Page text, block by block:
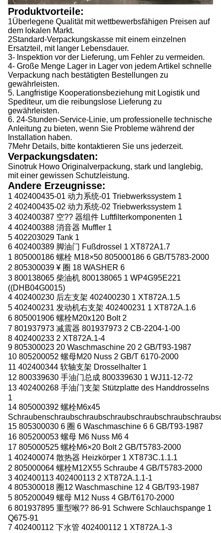
Produktvorteile:
1Überlegene Qualität mit wettbewerbsfähigen Preisen auf
dem lokalen Markt.
2Standard-Verpackungskasse mit einem einzelnen
Ersatzteil, mit langer Lebensdauer.
3- Inspektion vor der Lieferung, um Fehler zu vermeiden.
4- Große Menge Lager in Lager von jedem Artikel schnelle
Verpackung nach bestätigten Bestellungen zu
gewährleisten.
5. Langfristige Kooperationsbeziehung mit Logistik und
Spediteur, um die reibungslose Lieferung zu
gewährleisten.
6. 24-Stunden-Service-Linie, um professionelle technische
Anleitung zu bieten, wenn Sie Probleme während der
Installation haben.
7Mehr Details, bitte kontaktieren Sie uns jederzeit.
Verpackungsdaten:
Sinotruk Howo Originalverpackung, stark und langlebig,
mit einer gewissen Schutzleistung.
Andere Erzeugnisse:
1 402400435-01 动力系统-01 Triebwerkssystem 1
2 402400435-02 动力系统-02 Triebwerkssystem 1
3 402400387 空?? 器组件 Luftfilterkomponenten 1
4 402400388 消音器 Muffler 1
5 402203029 Tank 1
6 402400389 脚油门 Fußdrossel 1 XT872A1.7
1 805000186 螺栓 M18×50 805000186 6 GB/T5783-2000
2 805300039 ¥ 圈 18 WASHER 6
3 800138065 柴油机 800138065 1 WP4G95E221
((DHB04G0015)
4 402400230 后左支架 402400230 1 XT872A.1.5
5 402400231 发动机右支架 402400231 1 XT872A.1.6
6 805001906 螺栓M20x120 Bolt 2
7 801937973 减震器 801937973 2 CB-2204-1-00
8 402400233 2 XT872A.1-4
9 805300023 20 Waschmaschine 20 2 GB/T93-1987
10 805200052 螺母M20 Nuss 2 GB/T 6170-2000
11 402400344 软轴支架 Drosselhalter 1
12 800339630 手油门总成 800339630 1 WJ11-12-72
13 402400268 手油门支架 Stützplatte des Handdrosselns
1
14 805000392 螺栓M6x45
15 805300030 6 圈 6 Waschmaschine 6 6 GB/T93-1987
16 805200053 螺母 M6 Nuss M6 4
17 805000525 螺栓M6×20 Bolt 2 GB/T5783-2000
1 402400074 散热器 Heizkörper 1 XT873C.1.1.1
2 805000064 螺栓M12X55 Schraube 4 GB/T5783-2000
3 402400113 402400113 2 XT872A.1.1-1
4 805300018 圈12 Waschmaschine 12 4 GB/T93-1987
5 805200049 螺母 M12 Nuss 4 GB/T6170-2000
6 801937895 重型喉?? 86-91 Schwere Schlauchspange 1
Q675-91
7 402400112 下水管 402400112 1 XT872A.1-3